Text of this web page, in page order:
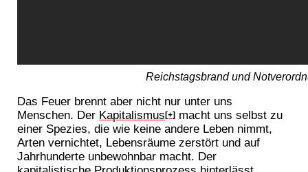
Reichstagsbrand und
Das Feuer brennt aber nicht nur unter uns
Menschen. Der Kapitalismus[+] macht uns selbst zu
einer Spezies, die wie keine andere Leben nimmt,
Arten vernichtet, Lebensräume zerstört und auf
Jahrhunderte unbewohnbar macht. Der